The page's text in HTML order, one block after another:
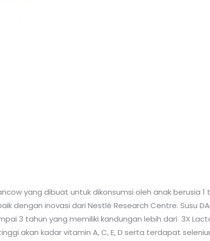
yang dibuat untuk dikonsumsi oleh anak berusia
dengan inovasi dari Nestlé Research Centre. Susu
3 tahun yang memiliki kandungan lebih dari 3X
akan kadar vitamin A, C, E, D serta terdapat